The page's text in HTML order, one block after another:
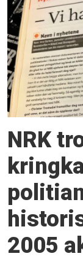
NRK
2005